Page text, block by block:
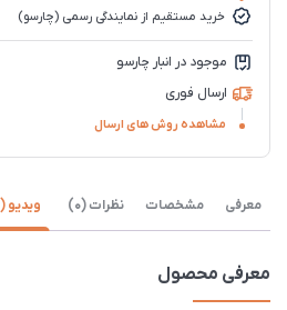
خرید مستقیم از نمایندگی رسمی (چارسو)
موجود در انبار چارسو
ارسال فوری
مشاهده روش های ارسال
معرفی مشخصات نظرات (0) ویدیو (6)
معرفی محصول